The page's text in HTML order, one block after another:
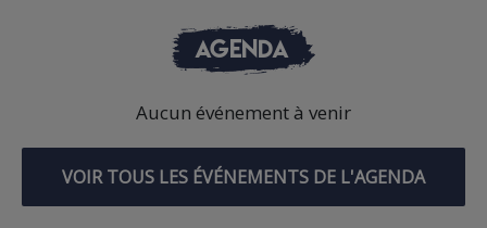
AGENDA
Aucun événement à venir
VOIR TOUS LES ÉVÉNEMENTS DE L'AGENDA